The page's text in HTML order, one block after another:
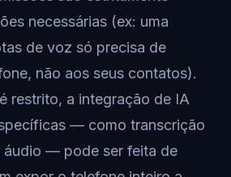
necessárias (ex: uma
de voz só precisa de
não aos seus contatos).
restrito, a integração de IA
— como transcrição
áudio — pode ser feita de